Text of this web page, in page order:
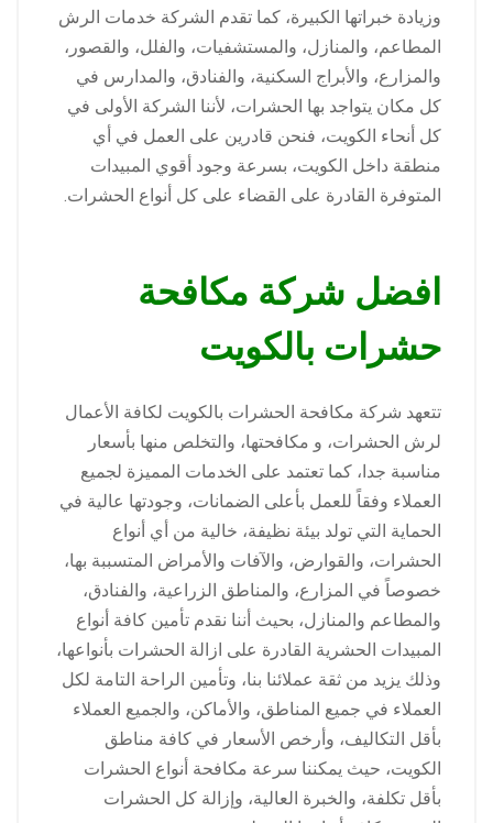
وزيادة خبراتها الكبيرة، كما تقدم الشركة خدمات الرش
المطاعم، والمنازل، والمستشفيات، والفلل، والقصور،
والمزارع، والأبراج السكنية، والفنادق، والمدارس في
كل مكان يتواجد بها الحشرات، لأننا الشركة الأولى في
كل أنحاء الكويت، فنحن قادرين على العمل في أي
منطقة داخل الكويت، بسرعة وجود أقوي المبيدات
المتوفرة القادرة على القضاء على كل أنواع الحشرات.
افضل شركة مكافحة
حشرات بالكويت
تتعهد شركة مكافحة الحشرات بالكويت لكافة الأعمال
لرش الحشرات، و مكافحتها، والتخلص منها بأسعار
مناسبة جدا، كما تعتمد على الخدمات المميزة لجميع
العملاء وفقاً للعمل بأعلى الضمانات، وجودتها عالية في
الحماية التي تولد بيئة نظيفة، خالية من أي أنواع
الحشرات، والقوارض، والآفات والأمراض المتسببة بها،
خصوصاً في المزارع، والمناطق الزراعية، والفنادق،
والمطاعم والمنازل، بحيث أننا نقدم تأمين كافة أنواع
المبيدات الحشرية القادرة على ازالة الحشرات بأنواعها،
وذلك يزيد من ثقة عملائنا بنا، وتأمين الراحة التامة لكل
العملاء في جميع المناطق، والأماكن، والجميع العملاء
بأقل التكاليف، وأرخص الأسعار في كافة مناطق
الكويت، حيث يمكننا سرعة مكافحة أنواع الحشرات
بأقل تكلفة، والخبرة العالية، وإزالة كل الحشرات